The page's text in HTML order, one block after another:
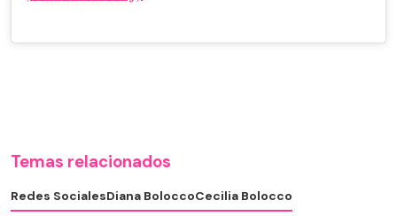
Temas relacionados
Redes SocialesDiana BoloccoCecilia Bolocco